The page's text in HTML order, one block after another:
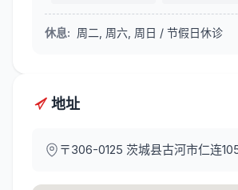
休息: 周二, 周六, 周日 / 节假日休诊
地址
〒306-0125 茨城县古河市仁连